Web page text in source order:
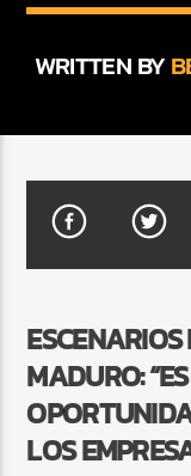
12:00 AM 2:00
Beone Radio
WRITTEN BY
MADURO:
LOS